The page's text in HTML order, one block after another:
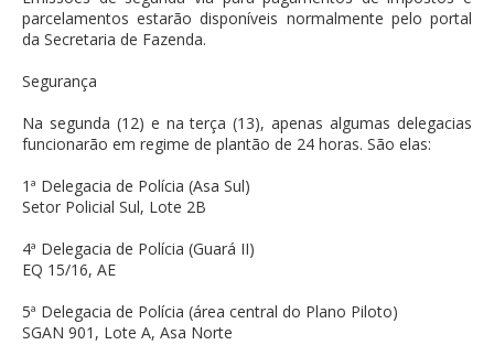
parcelamentos estarão disponíveis normalmente pelo portal
da Secretaria de Fazenda.
Segurança
Na segunda (12) e na terça (13), apenas algumas delegacias
funcionarão em regime de plantão de 24 horas. São elas:
1ª Delegacia de Polícia (Asa Sul)
Setor Policial Sul, Lote 2B
4ª Delegacia de Polícia (Guará II)
EQ 15/16, AE
5ª Delegacia de Polícia (área central do Plano Piloto)
SGAN 901, Lote A, Asa Norte